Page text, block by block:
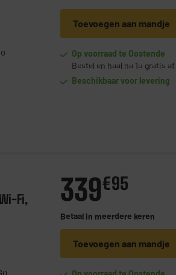
Toevoegen aan mandje
Op voorraad te Oostende
Bestel en haal na 1u gratis af
Beschikbaar voor levering
Fi,
339€95
Betaal in meerdere keren
Toevoegen aan mandje